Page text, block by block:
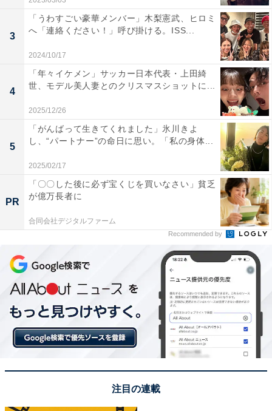
3
「うわすごい豪華メンバー」木梨憲武、ヒロミ
へ「連絡ください！」呼び掛ける。ISS...
2024/10/17
4
「年々イケメン」サッカー日本代表・上田綺
世、モデル美人妻とのクリスマスショットに...
2025/12/26
5
「がんばって生きてくれました」氷川きよ
し、“パートナー”の命日に思い。「私の身体...
2025/02/17
PR
「〇〇した後に必ず宝くじを買いなさい」貧乏
が億万長者に
合同会社デジタルファーム
Recommended by
注目の連載